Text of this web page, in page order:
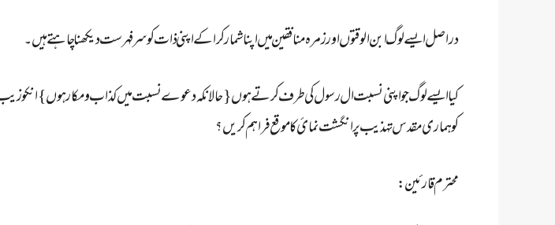
دراصل ایسے لوگ ابن الوقتوں اور زمرہ منافقین میں اپنا شمار کراکے اپنی ذات کو سر فہرست دیکھنا چاہتے ہیں۔
کیا ایسے لوگ جو اپنی نسبت ال رسول کی طرف کرتے ہوں {حالانکہ دعوے نسبت میں کذاب و مکار ہوں }انکو
کو ہماری مقدس تہذیب پر انگشت نمائ کا موقع فراہم کریں؟
محترم قارئین :